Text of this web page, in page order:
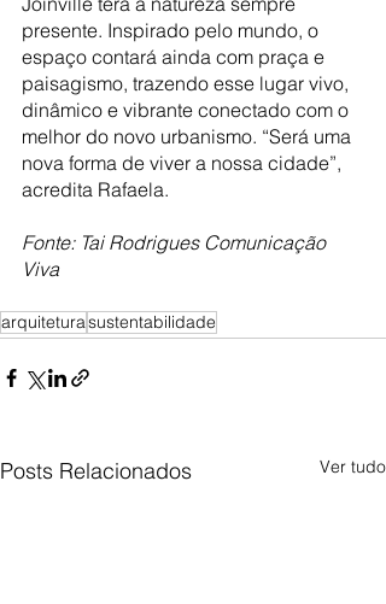
presente. Inspirado pelo mundo, o
espaço contará ainda com praça e
paisagismo, trazendo esse lugar vivo,
dinâmico e vibrante conectado com o
melhor do novo urbanismo. “Será uma
nova forma de viver a nossa cidade”,
acredita Rafaela.
Fonte: Tai Rodrigues Comunicação
Viva
arquiteturasustentabilidade
Posts Relacionados Ver tudo